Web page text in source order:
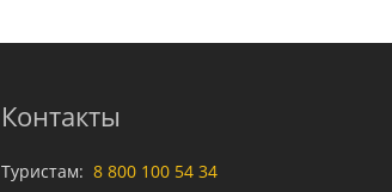
Контакты
Туристам: 8 800 100 54 34